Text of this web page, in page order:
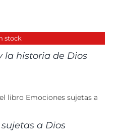
stock
la historia de Dios
a Dios